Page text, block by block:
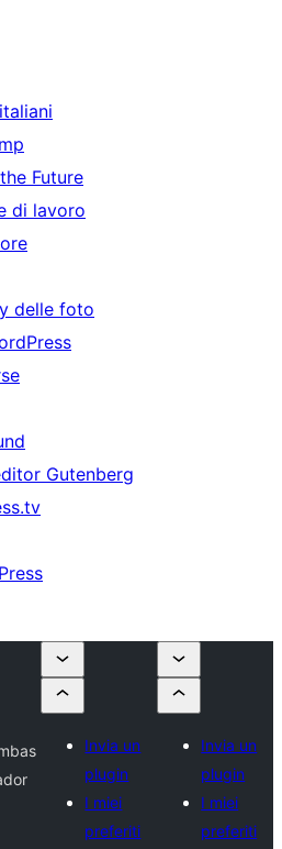
Future
di lavoro
delle foto
Gutenberg
Invia un
plugin
I miei
preferiti
Invia un
plugin
I miei
preferiti